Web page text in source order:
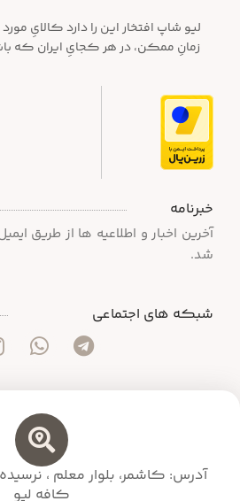
لیو شاپ افتخار این را دارد کالایِ
زمانِ ممکن، در هر کجایِ ایران که
خبرنامه
آخرین اخبار و اطلاعیه ها از طریق
شد.
شبکه های اجتماعی
آدرس: کاشمر، بلوار معلم ،‌
کافه لیو